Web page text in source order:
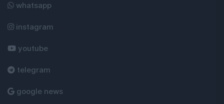
whatsapp
instagram
youtube
telegram
google news